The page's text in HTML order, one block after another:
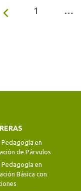
1 …
Pedagogía en
de Párvulos
Pedagogía en
Básica con